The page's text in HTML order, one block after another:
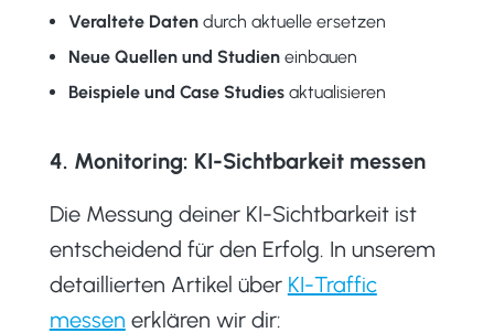
Veraltete Datendurch aktuelle ersetzen
Neue Quellen und Studieneinbauen
Beispiele und Case Studiesaktualisieren
4. Monitoring: KI-Sichtbarkeit messen
Die Messung deiner KI-Sichtbarkeit ist
entscheidend für den Erfolg. In unserem
detaillierten Artikel über KI-Traffic
messen erklären wir dir: